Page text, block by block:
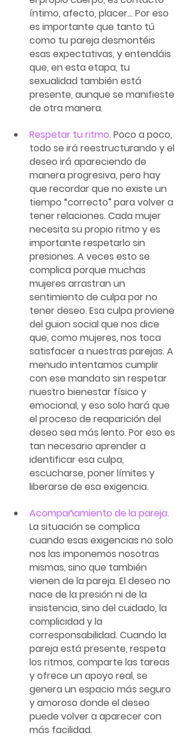
íntimo, afecto, placer... Por eso
es importante que tanto tú
como tu pareja desmontéis
esas expectativas, y entendáis
que, en esta etapa, tu
sexualidad también está
presente, aunque se manifieste
de otra manera.
Respetar tu ritmo. Poco a poco,
todo se irá reestructurando y el
deseo irá apareciendo de
manera progresiva, pero hay
que recordar que no existe un
tiempo “correcto” para volver a
tener relaciones. Cada mujer
necesita su propio ritmo y es
importante respetarlo sin
presiones. A veces esto se
complica porque muchas
mujeres arrastran un
sentimiento de culpa por no
tener deseo. Esa culpa proviene
del guion social que nos dice
que, como mujeres, nos toca
satisfacer a nuestras parejas. A
menudo intentamos cumplir
con ese mandato sin respetar
nuestro bienestar físico y
emocional, y eso solo hará que
el proceso de reaparición del
deseo sea más lento. Por eso es
tan necesario aprender a
identificar esa culpa,
escucharse, poner límites y
liberarse de esa exigencia.
Acompañamiento de la pareja.
La situación se complica
cuando esas exigencias no solo
nos las imponemos nosotras
mismas, sino que también
vienen de la pareja. El deseo no
nace de la presión ni de la
insistencia, sino del cuidado, la
complicidad y la
corresponsabilidad. Cuando la
pareja está presente, respeta
los ritmos, comparte las tareas
y ofrece un apoyo real, se
genera un espacio más seguro
y amoroso donde el deseo
puede volver a aparecer con
más facilidad.